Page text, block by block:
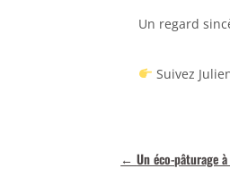
Un regard
Suivez
←Un éco-pâturage